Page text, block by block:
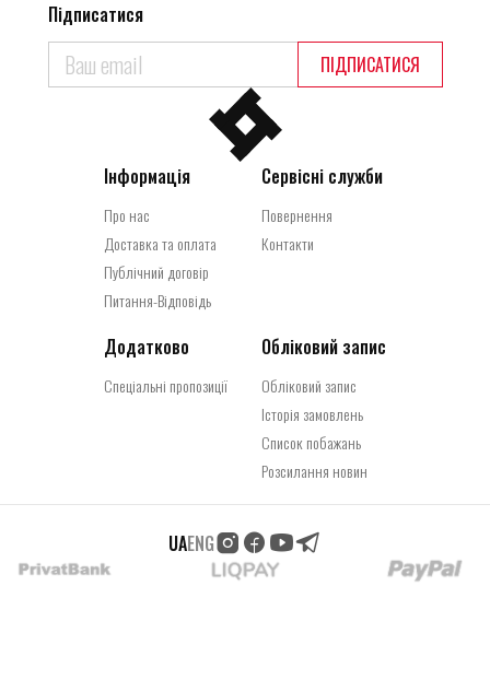
Інформація
Про нас
Доставка та оплата
Публічний договір
Питання-Відповідь
Сервісні служби
Повернення
Контакти
Додатково
Спеціальні пропозиції
Обліковий запис
Обліковий запис
Історія замовлень
Список побажань
Розсилання новин
Підписатися
ПІДПИСАТИСЯ
UAENG